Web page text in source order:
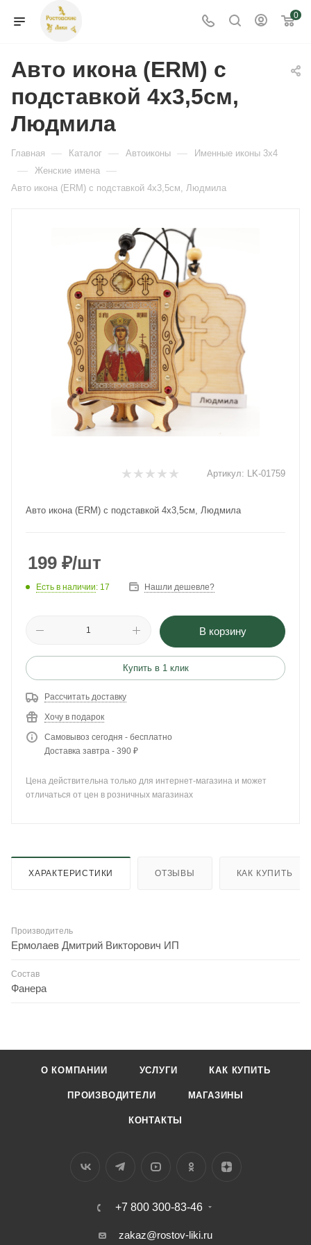
0
Авто икона (ERM) с
подставкой 4х3,5см,
Людмила
Главная — Каталог — Автоиконы — Именные иконы 3х4
— Женские имена —
Авто икона (ERM) с подставкой 4х3,5см, Людмила
Артикул: LK-01759
Авто икона (ERM) с подставкой 4х3,5см, Людмила
199 ₽/шт
Есть в наличии: 17 Нашли дешевле?
В корзину
Купить в 1 клик
Рассчитать доставку
Хочу в подарок
Самовывоз сегодня - бесплатно
Доставка завтра - 390 ₽
Цена действительна только для интернет-магазина и может
отличаться от цен в розничных магазинах
ХАРАКТЕРИСТИКИ ОТЗЫВЫ КАК КУПИТЬ
Производитель
Ермолаев Дмитрий Викторович ИП
Состав
Фанера
О КОМПАНИИ УСЛУГИ КАК КУПИТЬ
ПРОИЗВОДИТЕЛИ МАГАЗИНЫ
КОНТАКТЫ
+7 800 300-83-46
zakaz@rostov-liki.ru